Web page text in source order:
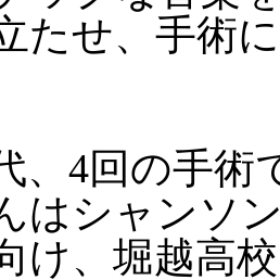
たせ、手術
、4回の手術
はシャンソ
け、堀越高